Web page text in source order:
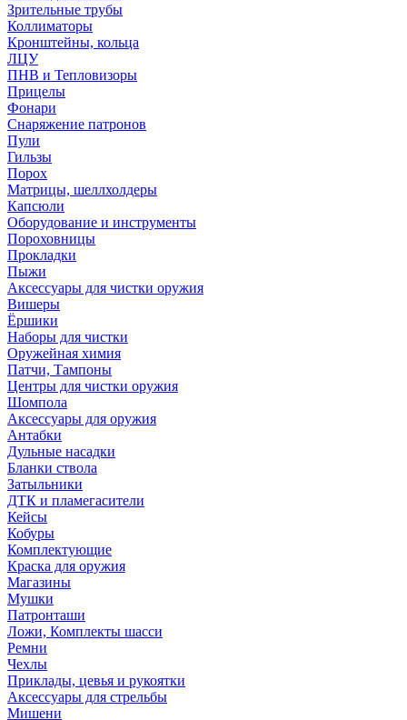
Зрительные трубы
Коллиматоры
Кронштейны, кольца
ЛЦУ
ПНВ и Тепловизоры
Прицелы
Фонари
Снаряжение патронов
Пули
Гильзы
Порох
Матрицы, шеллхолдеры
Капсюли
Оборудование и инструменты
Пороховницы
Прокладки
Пыжи
Аксессуары для чистки оружия
Вишеры
Ёршики
Наборы для чистки
Оружейная химия
Патчи, Тампоны
Центры для чистки оружия
Шомпола
Аксессуары для оружия
Антабки
Дульные насадки
Бланки ствола
Затыльники
ДТК и пламегасители
Кейсы
Кобуры
Комплектующие
Краска для оружия
Магазины
Мушки
Патронташи
Ложи, Комплекты шасси
Ремни
Чехлы
Приклады, цевья и рукоятки
Аксессуары для стрельбы
Мишени